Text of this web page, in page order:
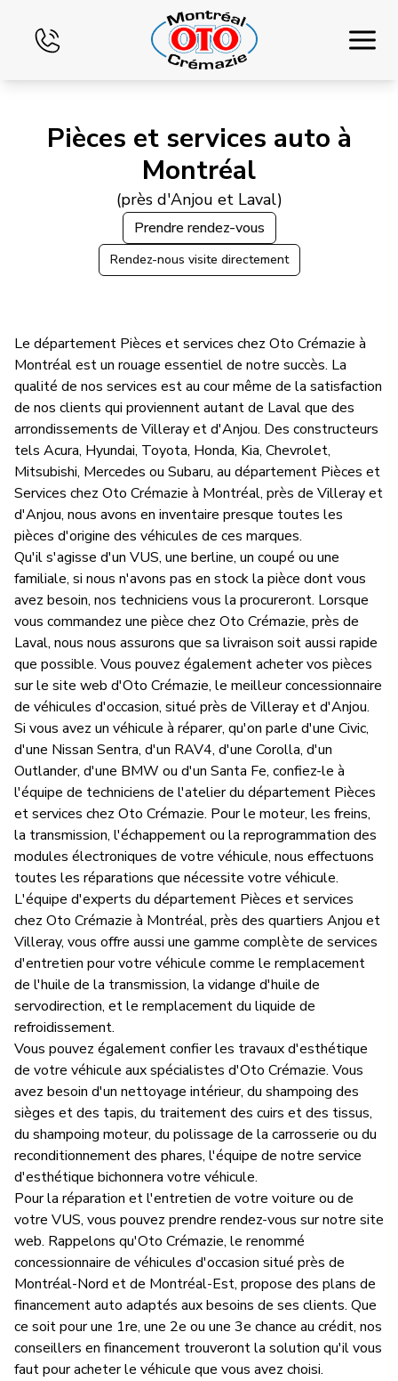
Accueil
Inventaire
Financement
Échange
Blog
Nous joindre
Français
Pièces et services auto à
Montréal
(près d'Anjou et Laval)
Prendre rendez-vous
Rendez-nous visite directement
Le département Pièces et services chez Oto Crémazie à
Montréal est un rouage essentiel de notre succès. La
qualité de nos services est au cour même de la satisfaction
de nos clients qui proviennent autant de Laval que des
arrondissements de Villeray et d'Anjou. Des constructeurs
tels Acura, Hyundai, Toyota, Honda, Kia, Chevrolet,
Mitsubishi, Mercedes ou Subaru, au département Pièces et
Services chez Oto Crémazie à Montréal, près de Villeray et
d'Anjou, nous avons en inventaire presque toutes les
pièces d'origine des véhicules de ces marques.
Qu'il s'agisse d'un VUS, une berline, un coupé ou une
familiale, si nous n'avons pas en stock la pièce dont vous
avez besoin, nos techniciens vous la procureront. Lorsque
vous commandez une pièce chez Oto Crémazie, près de
Laval, nous nous assurons que sa livraison soit aussi rapide
que possible. Vous pouvez également acheter vos pièces
sur le site web d'Oto Crémazie, le meilleur concessionnaire
de véhicules d'occasion, situé près de Villeray et d'Anjou.
Si vous avez un véhicule à réparer, qu'on parle d'une Civic,
d'une Nissan Sentra, d'un RAV4, d'une Corolla, d'un
Outlander, d'une BMW ou d'un Santa Fe, confiez-le à
l'équipe de techniciens de l'atelier du département Pièces
et services chez Oto Crémazie. Pour le moteur, les freins,
la transmission, l'échappement ou la reprogrammation des
modules électroniques de votre véhicule, nous effectuons
toutes les réparations que nécessite votre véhicule.
L'équipe d'experts du département Pièces et services
chez Oto Crémazie à Montréal, près des quartiers Anjou et
Villeray, vous offre aussi une gamme complète de services
d'entretien pour votre véhicule comme le remplacement
de l'huile de la transmission, la vidange d'huile de
servodirection, et le remplacement du liquide de
refroidissement.
Vous pouvez également confier les travaux d'esthétique
de votre véhicule aux spécialistes d'Oto Crémazie. Vous
avez besoin d'un nettoyage intérieur, du shampoing des
sièges et des tapis, du traitement des cuirs et des tissus,
du shampoing moteur, du polissage de la carrosserie ou du
reconditionnement des phares, l'équipe de notre service
d'esthétique bichonnera votre véhicule.
Pour la réparation et l'entretien de votre voiture ou de
votre VUS, vous pouvez prendre rendez-vous sur notre site
web. Rappelons qu'Oto Crémazie, le renommé
concessionnaire de véhicules d'occasion situé près de
Montréal-Nord et de Montréal-Est, propose des plans de
financement auto adaptés aux besoins de ses clients. Que
ce soit pour une 1re, une 2e ou une 3e chance au crédit, nos
conseillers en financement trouveront la solution qu'il vous
faut pour acheter le véhicule que vous avez choisi.